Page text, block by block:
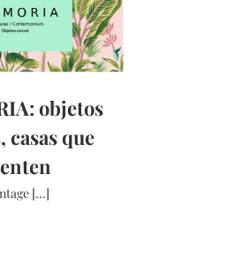
objetos
casas que
[...]